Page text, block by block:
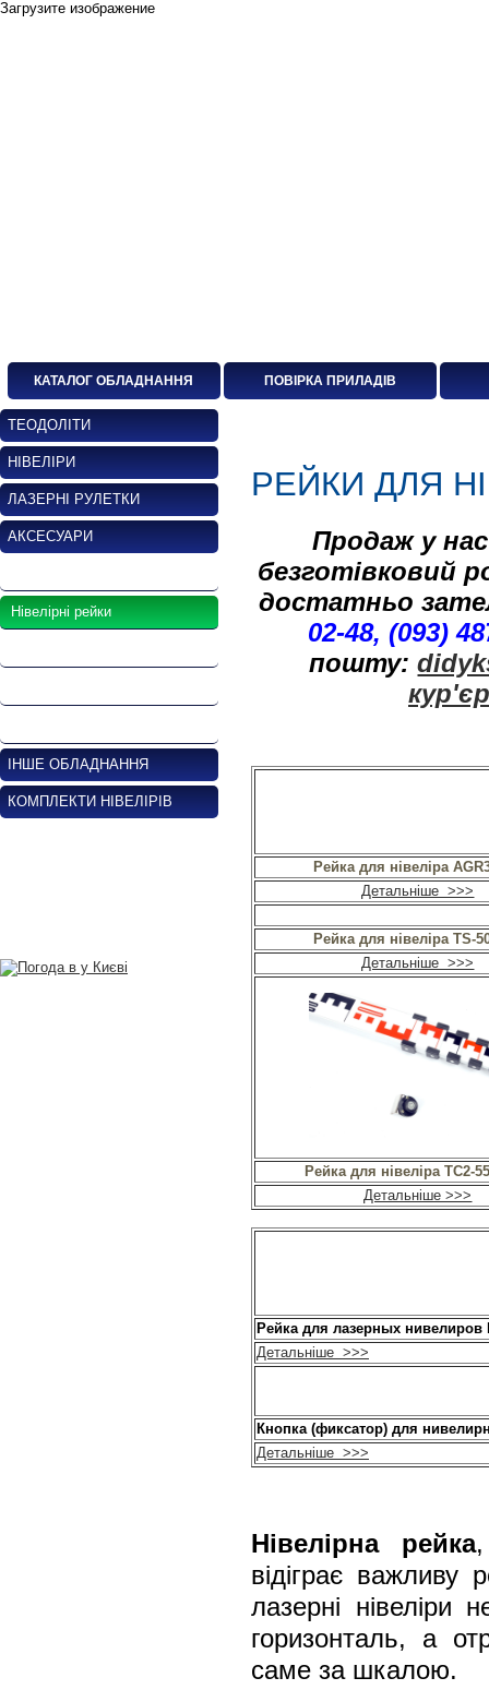
Загрузите изображение
КАТАЛОГ ОБЛАДНАННЯ ПОВІРКА ПРИЛАДІВ
РЕЙКИ ДЛЯ
Продаж у
безготівковий
достатньо
02-48, (093)
пошту:
Рейка для нівеліра
Детальніше >>>
Рейка для нівеліра TS-
Детальніше >>>
Рейка для нівеліра TC2-
Детальніше >>>
Рейка для лазерных нивелиров
Детальніше >>>
Кнопка (фиксатор) для
Детальніше >>>
Нівелірна рейка
відіграє важливу
лазерні
горизонталь, а
саме за шкалою.
ТЕОДОЛІТИ
НІВЕЛІРИ
ЛАЗЕРНІ РУЛЕТКИ
АКСЕСУАРИ
Нівелірні рейки
ІНШЕ ОБЛАДНАННЯ
КОМПЛЕКТИ НІВЕЛІРІВ